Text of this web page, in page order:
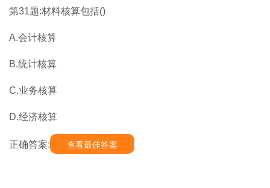
第31题:材料核算包括()
A.会计核算
B.统计核算
C.业务核算
D.经济核算
正确答案: 查看最佳答案